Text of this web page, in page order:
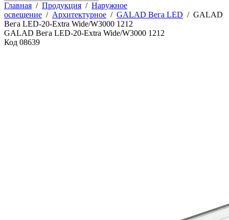
Главная / Продукция / Наружное
освещение / Архитектурное / GALAD Вега LED / GALAD
Вега LED-20-Extra Wide/W3000 1212
GALAD Вега LED-20-Extra Wide/W3000 1212
Код 08639